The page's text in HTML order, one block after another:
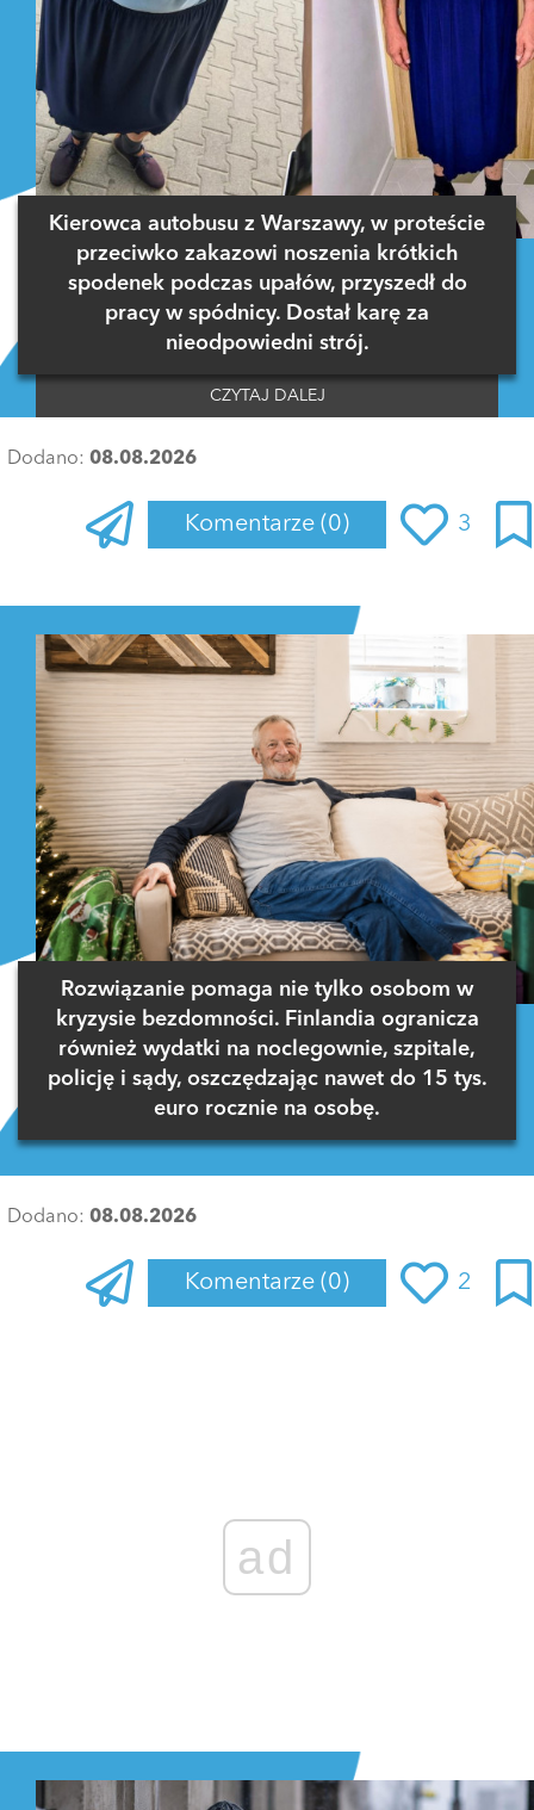
Kierowca autobusu z Warszawy, w proteście
przeciwko zakazowi noszenia krótkich
spodenek podczas upałów, przyszedł do
pracy w spódnicy. Dostał karę za
nieodpowiedni strój.
CZYTAJ DALEJ
Dodano: 08.08.2026
Komentarze (0) 3
Rozwiązanie pomaga nie tylko osobom w
kryzysie bezdomności. Finlandia ogranicza
również wydatki na noclegownie, szpitale,
policję i sądy, oszczędzając nawet do 15 tys.
euro rocznie na osobę.
Dodano: 08.08.2026
Komentarze (0) 2
ad